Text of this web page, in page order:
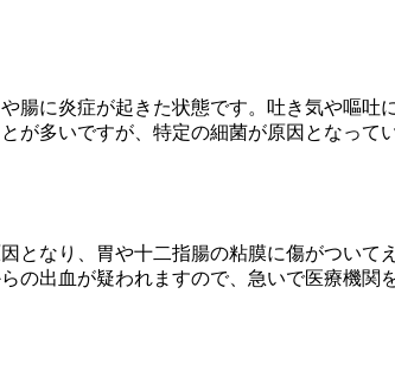
腸に炎症が起きた状態です。吐き気や嘔
が多いですが、特定の細菌が原因となって
となり、胃や十二指腸の粘膜に傷がつい
の出血が疑われますので、急いで医療機関